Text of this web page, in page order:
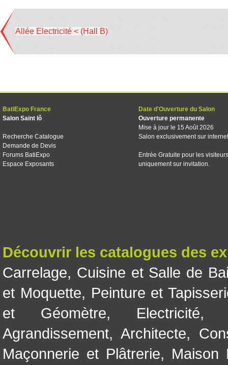
Allée Electricité < (Hall B)
BatiExpo France
Salon Saint lô
Recherche Catalogue
Demande de Devis
Forums BatiExpo
Espace Exposants
Date d'Ouverture du Salon
Ouverture permanente
Mise à jour le 15 Août 2026
Salon exclusivement sur internet
Entrée Gratuite pour les visiteurs
uniquement sur invitation.
Découvrir les catalogues des
Carrelage, Cuisine et Salle de
et Moquette, Peinture et
et Géomètre, Electricité
Agrandissement, Architecte,
Maçonnerie et Plâtrerie, Maison